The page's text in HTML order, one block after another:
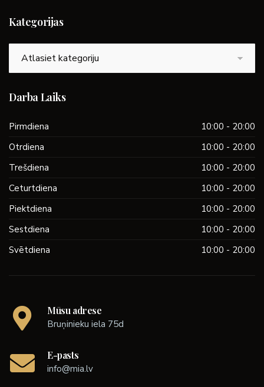
Kategorijas
Darba Laiks
Pirmdiena
10:00 - 20:00
Otrdiena
10:00 - 20:00
Trešdiena
10:00 - 20:00
Ceturtdiena
10:00 - 20:00
Piektdiena
10:00 - 20:00
Sestdiena
10:00 - 20:00
Svētdiena
10:00 - 20:00
Mūsu adrese
Bruņinieku iela 75d
E-pasts
info@mia.lv